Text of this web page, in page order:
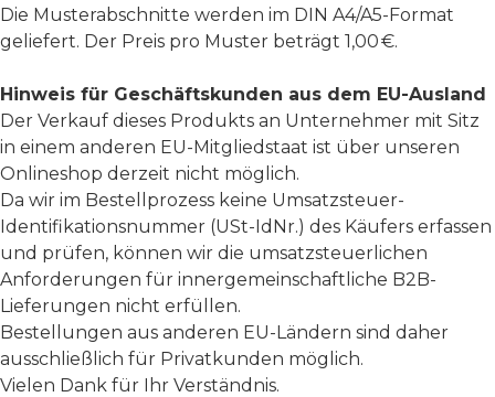
Die Musterabschnitte werden im DIN A4/A5-Format
geliefert. Der Preis pro Muster beträgt 1,00 €.
Hinweis für Geschäftskunden aus dem EU-Ausland
Der Verkauf dieses Produkts an Unternehmer mit Sitz
in einem anderen EU-Mitgliedstaat ist über unseren
Onlineshop derzeit nicht möglich.
Da wir im Bestellprozess keine Umsatzsteuer-
Identifikationsnummer (USt-IdNr.) des Käufers erfassen
und prüfen, können wir die umsatzsteuerlichen
Anforderungen für innergemeinschaftliche B2B-
Lieferungen nicht erfüllen.
Bestellungen aus anderen EU-Ländern sind daher
ausschließlich für Privatkunden möglich.
Vielen Dank für Ihr Verständnis.